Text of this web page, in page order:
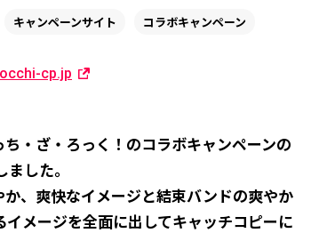
キャンペーンサイト コラボキャンペーン
cp.jp
・ざ・ろっく！のコラボキャンペーンの
した。
か、爽快なイメージと結束バンドの爽やか
イメージを全面に出してキャッチコピーに